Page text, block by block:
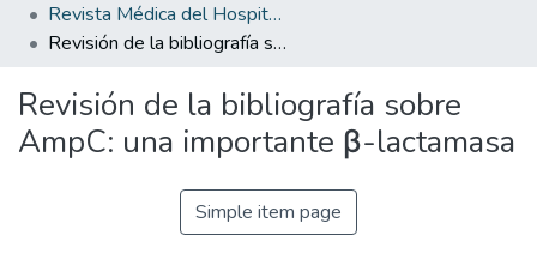
Statistics
Revista Médica del Hospital Nacional de Niños "Dr. Carlos Saenz Herrera"
Revisión de la bibliografía sobre AmpC: una importante β-lactamasa
Revisión de la bibliografía sobre
AmpC: una importante β-lactamasa
Simple item page